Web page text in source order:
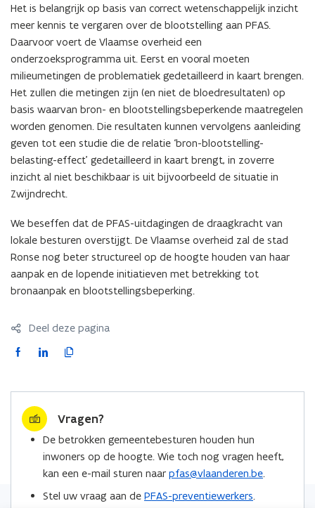
Het is belangrijk op basis van correct wetenschappelijk inzicht
meer kennis te vergaren over de blootstelling aan PFAS.
Daarvoor voert de Vlaamse overheid een
onderzoeksprogramma uit. Eerst en vooral moeten
milieumetingen de problematiek gedetailleerd in kaart brengen.
Het zullen die metingen zijn (en niet de bloedresultaten) op
basis waarvan bron- en blootstellingsbeperkende maatregelen
worden genomen. Die resultaten kunnen vervolgens aanleiding
geven tot een studie die de relatie ‘bron-blootstelling-
belasting-effect’ gedetailleerd in kaart brengt, in zoverre
inzicht al niet beschikbaar is uit bijvoorbeeld de situatie in
Zwijndrecht.
We beseffen dat de PFAS-uitdagingen de draagkracht van
lokale besturen overstijgt. De Vlaamse overheid zal de stad
Ronse nog beter structureel op de hoogte houden van haar
aanpak en de lopende initiatieven met betrekking tot
bronaanpak en blootstellingsbeperking.
Deel deze pagina
F
L
e
d
p
K
e
e
r
l
n
Vragen?
De betrokken gemeentebesturen houden hun
inwoners op de hoogte. Wie toch nog vragen heeft,
kan een e-mail sturen naar pfas@vlaanderen.be.
Stel uw vraag aan de PFAS-preventiewerkers.